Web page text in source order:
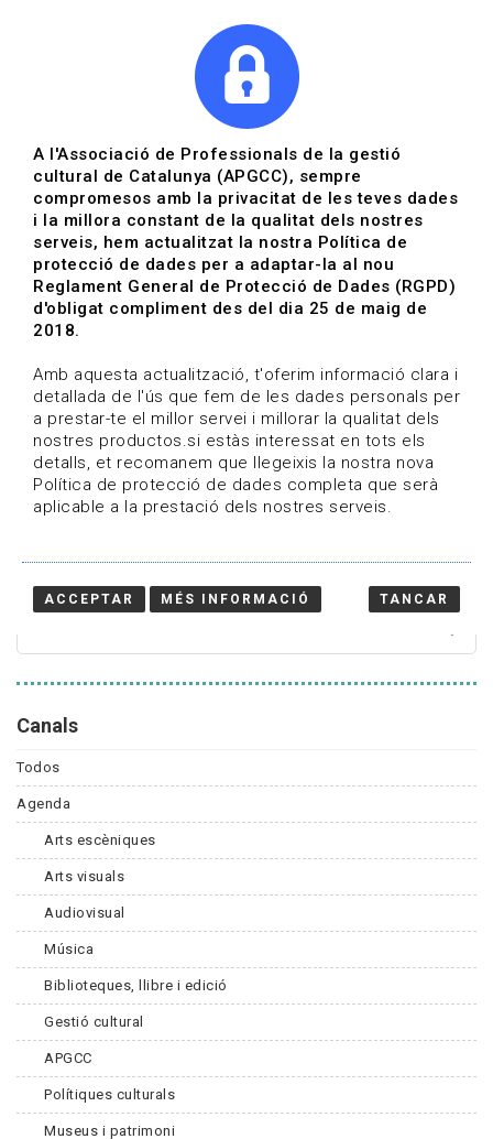
Actualitza't
Vols estar al dia?
HOME / BLOG
Estigues al dia
Convocatòries, activitats i notícies del sector de la
cultura.
Canals
Todos
Agenda
Arts escèniques
Arts visuals
Audiovisual
Música
Biblioteques, llibre i edició
Gestió cultural
APGCC
Polítiques culturals
Museus i patrimoni
A l'Associació de Professionals de la gestió
cultural de Catalunya (APGCC), sempre
compromesos amb la privacitat de les teves dades
i la millora constant de la qualitat dels nostres
serveis, hem actualitzat la nostra Política de
protecció de dades per a adaptar-la al nou
Reglament General de Protecció de Dades (RGPD)
d'obligat compliment des del dia 25 de maig de
2018.
Amb aquesta actualització, t'oferim informació clara i
detallada de l'ús que fem de les dades personals per
a prestar-te el millor servei i millorar la qualitat dels
nostres productos.si estàs interessat en tots els
detalls, et recomanem que llegeixis la nostra nova
Política de protecció de dades completa que serà
aplicable a la prestació dels nostres serveis.
ACCEPTAR MÉS INFORMACIÓ TANCAR